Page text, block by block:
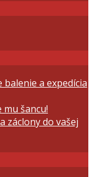
a expedícia
šancu!
záclony do vašej